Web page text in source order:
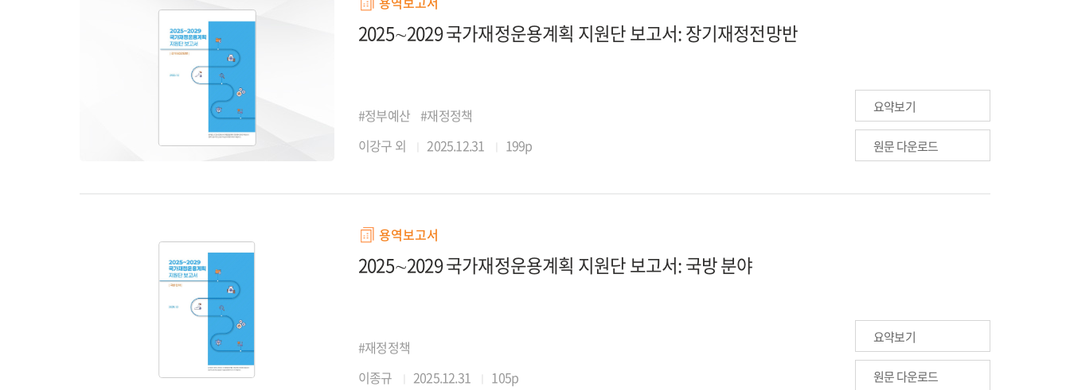
2025∼2029 국가재정운용계획 지원단 보고서: 장기재정전망반
#정부예산 #재정정책
이강구 외
2025.12.31 199p
요약보기
원문 다운로드
용역보고서
2025∼2029 국가재정운용계획 지원단 보고서: 국방 분야
#재정정책
이종규
2025.12.31 105p
요약보기
원문 다운로드